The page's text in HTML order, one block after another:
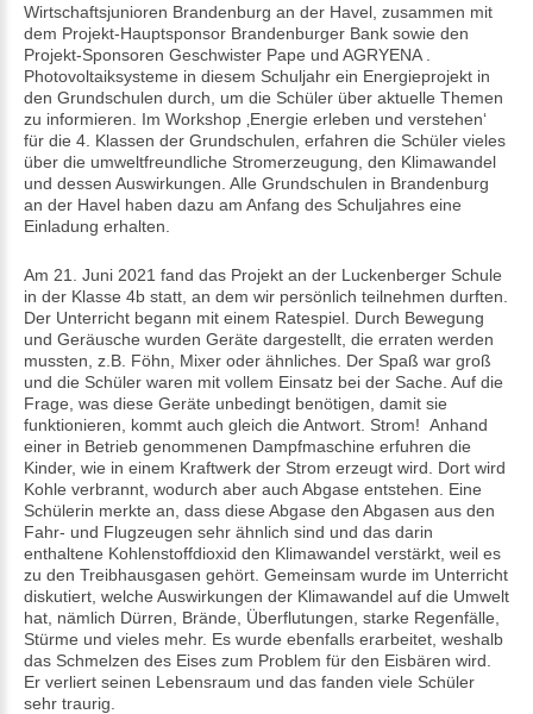
Wirtschaftsjunioren Brandenburg an der Havel, zusammen mit
dem Projekt-Hauptsponsor Brandenburger Bank sowie den
Projekt-Sponsoren Geschwister Pape und AGRYENA .
Photovoltaiksysteme in diesem Schuljahr ein Energieprojekt in
den Grundschulen durch, um die Schüler über aktuelle Themen
zu informieren. Im Workshop ‚Energie erleben und verstehen‘
für die 4. Klassen der Grundschulen, erfahren die Schüler vieles
über die umweltfreundliche Stromerzeugung, den Klimawandel
und dessen Auswirkungen. Alle Grundschulen in Brandenburg
an der Havel haben dazu am Anfang des Schuljahres eine
Einladung erhalten.
Am 21. Juni 2021 fand das Projekt an der Luckenberger Schule
in der Klasse 4b statt, an dem wir persönlich teilnehmen durften.
Der Unterricht begann mit einem Ratespiel. Durch Bewegung
und Geräusche wurden Geräte dargestellt, die erraten werden
mussten, z.B. Föhn, Mixer oder ähnliches. Der Spaß war groß
und die Schüler waren mit vollem Einsatz bei der Sache. Auf die
Frage, was diese Geräte unbedingt benötigen, damit sie
funktionieren, kommt auch gleich die Antwort. Strom! Anhand
einer in Betrieb genommenen Dampfmaschine erfuhren die
Kinder, wie in einem Kraftwerk der Strom erzeugt wird. Dort wird
Kohle verbrannt, wodurch aber auch Abgase entstehen. Eine
Schülerin merkte an, dass diese Abgase den Abgasen aus den
Fahr- und Flugzeugen sehr ähnlich sind und das darin
enthaltene Kohlenstoffdioxid den Klimawandel verstärkt, weil es
zu den Treibhausgasen gehört. Gemeinsam wurde im Unterricht
diskutiert, welche Auswirkungen der Klimawandel auf die Umwelt
hat, nämlich Dürren, Brände, Überflutungen, starke Regenfälle,
Stürme und vieles mehr. Es wurde ebenfalls erarbeitet, weshalb
das Schmelzen des Eises zum Problem für den Eisbären wird.
Er verliert seinen Lebensraum und das fanden viele Schüler
sehr traurig.